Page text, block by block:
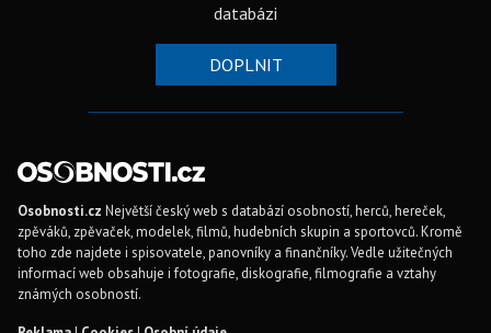
databázi
DOPLNIT
Osobnosti.cz Největší český web s databází osobností, herců, hereček,
zpěváků, zpěvaček, modelek, filmů, hudebních skupin a sportovců. Kromě
toho zde najdete i spisovatele, panovníky a finančníky. Vedle užitečných
informací web obsahuje i fotografie, diskografie, filmografie a vztahy
známých osobností.